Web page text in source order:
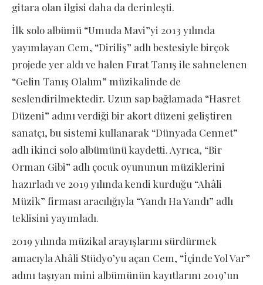
gitara olan ilgisi daha da derinleşti.
İlk solo albümü “Umuda Mavi”yi 2013 yılında
yayımlayan Cem, “Diriliş” adlı bestesiyle birçok
projede yer aldı ve halen Fırat Tanış ile sahnelenen
“Gelin Tanış Olalım” müzikalinde de
seslendirilmektedir. Uzun sap bağlamada “Hasret
Düzeni” adını verdiği bir akort düzeni geliştiren
sanatçı, bu sistemi kullanarak “Dünyada Cennet”
adlı ikinci solo albümünü kaydetti. Ayrıca, “Bir
Orman Gibi” adlı çocuk oyununun müziklerini
hazırladı ve 2019 yılında kendi kurduğu “Ahâli
Müzik” firması aracılığıyla “Yandı Ha Yandı” adlı
teklisini yayımladı.
2019 yılında müzikal arayışlarını sürdürmek
amacıyla Ahâli Stüdyo’yu açan Cem, “İçinde Yol Var”
adını taşıyan mini albümünün kayıtlarını 2019’un